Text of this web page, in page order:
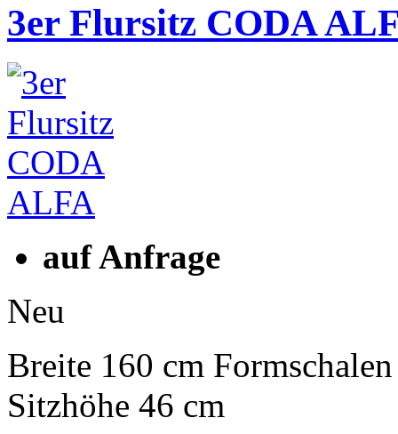
3er Flursitz CODA
auf Anfrage
Neu
Breite 160 cm
Sitzhöhe 46 cm